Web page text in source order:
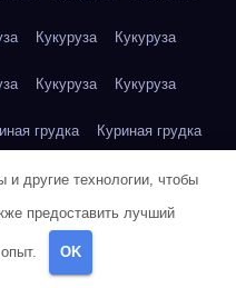
Кукуруза Кукуруза
Кукуруза Кукуруза
грудка Куриная грудка
Куриная грудка
Куриная грудка
Куриная грудка
и другие технологии, чтобы
предоставить лучший
OK